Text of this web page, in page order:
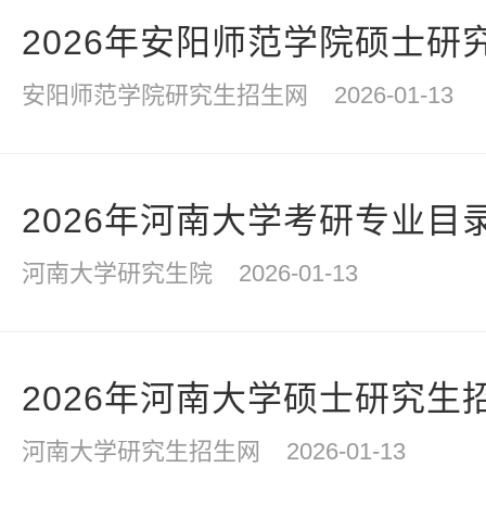
2026年安阳师范学院硕士研
安阳师范学院研究生招生网 2026-01-13
2026年河南大学考研专业目
河南大学研究生院 2026-01-13
2026年河南大学硕士研究生
河南大学研究生招生网 2026-01-13